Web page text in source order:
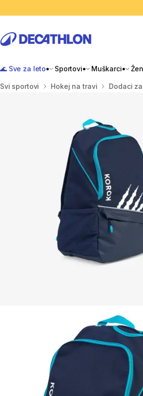
🌊 Sve za leto Sportovi Muškarci
Početna stranica
Svi sportovi Hokej na travi Dodaci